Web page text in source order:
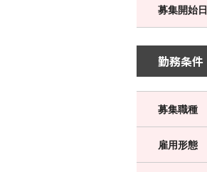
募集開始日
勤務条件
募集職種
雇用形態